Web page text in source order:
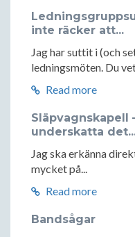
inte räcker att...
Jag har suttit i (och
ledningsmöten. Du
Read more
Släpvagnskapell
underskatta
Jag ska erkänna
mycket på...
Read more
Bandsågar